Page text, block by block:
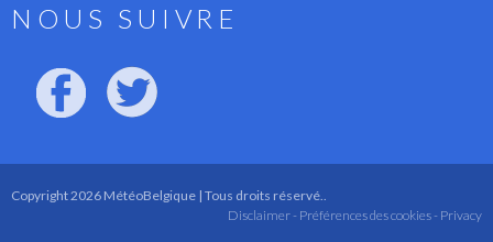
NOUS SUIVRE
Copyright 2026 MétéoBelgique | Tous droits réservé..
Privacy
Préférences des cookies -
Disclaimer -